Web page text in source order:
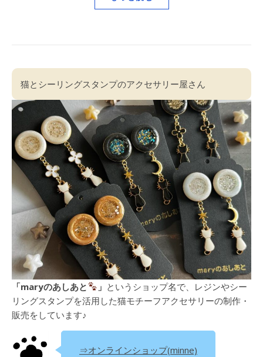
猫とシーリングスタンプのアクセサリー屋さん
「maryのあしあと 」 というショップ名で、レジンやシー
リングスタンプを活用した猫モチーフアクセサリーの制作・
販売をしています♪
⇒オンラインショップ(minne)